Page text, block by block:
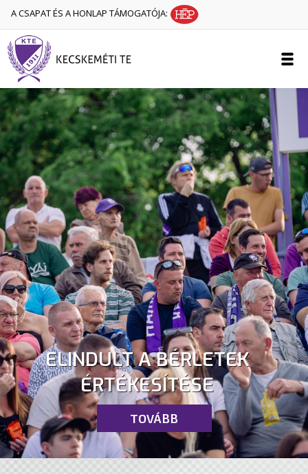
A CSAPAT ÉS A HONLAP TÁMOGATÓJA:
ELINDULT A BÉRLETEK
ÉRTÉKESÍTÉSE
TOVÁBB